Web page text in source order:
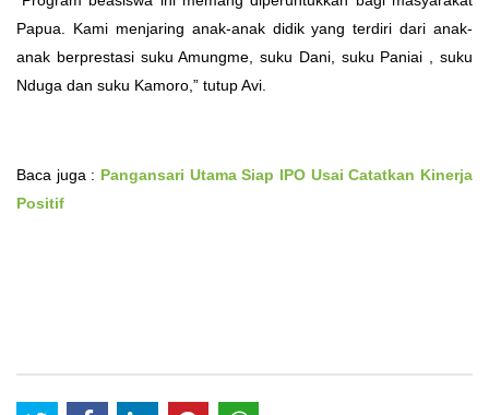
Papua. Kami menjaring anak-anak didik yang terdiri dari anak-
anak berprestasi suku Amungme, suku Dani, suku Paniai , suku
Nduga dan suku Kamoro,” tutup Avi.
Baca juga : Pangansari Utama Siap IPO Usai Catatkan Kinerja
Positif